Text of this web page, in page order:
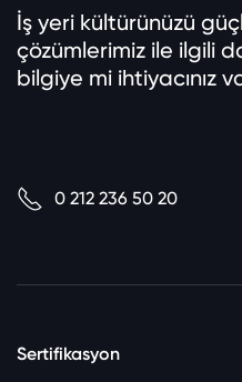
İş yeri kültürünüzü
çözümlerimiz ile ilgili
bilgiye mi ihtiyacınız
0 212 236 50 20
Sertifikasyon